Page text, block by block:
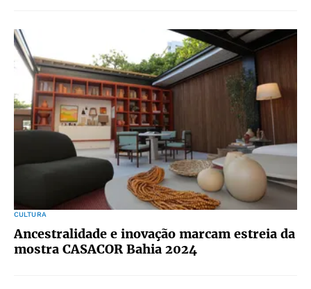
CULTURA
Ancestralidade e inovação marcam estreia da
mostra CASACOR Bahia 2024